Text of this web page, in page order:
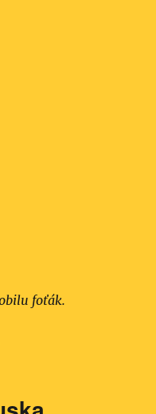
foťák.